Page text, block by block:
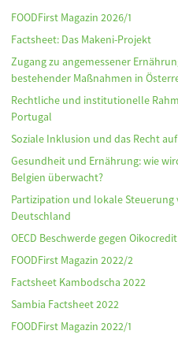
FOODFirst Magazin 2026/1
Factsheet: Das Makeni-Projekt
Zugang zu angemessener
bestehender Maßnahmen in
Rechtliche und institutionelle
Portugal
Soziale Inklusion und das Recht
Gesundheit und Ernährung: wie
Belgien überwacht?
Partizipation und lokale
Deutschland
OECD Beschwerde gegen
FOODFirst Magazin 2022/2
Factsheet Kambodscha 2022
Sambia Factsheet 2022
FOODFirst Magazin 2022/1